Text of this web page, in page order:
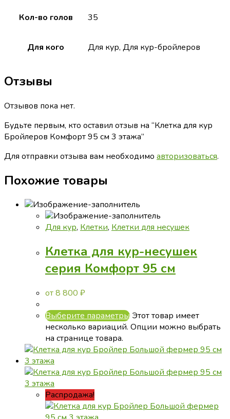
Кол-во голов 35
Для кого Для кур, Для кур-бройлеров
Отзывы
Отзывов пока нет.
Будьте первым, кто оставил отзыв на “Клетка для кур
Бройлеров Комфорт 95 см 3 этажа”
Для отправки отзыва вам необходимо авторизоваться.
Похожие товары
Для кур, Клетки, Клетки для несушек
Клетка для кур-несушек
серия Комфорт 95 см
от8 800 ₽
Выберите параметры Этот товар имеет
несколько вариаций. Опции можно выбрать
на странице товара.
Распродажа!